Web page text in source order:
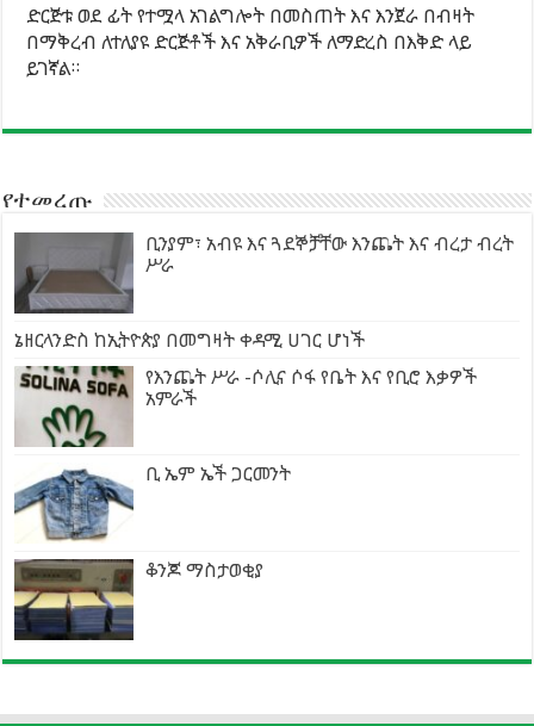
ድርጅቱ ወደ ፊት የተሟላ አገልግሎት በመስጠት እና እንጀራ በብዛት
በማቅረብ ለተለያዩ ድርጅቶች እና አቅራቢዎች ለማድረስ በእቅድ ላይ
ይገኛል።
የተመረጡ
ቢንያም፣ አብዩ እና ጓደኞቻቸው እንጨት እና ብረታ ብረት
ሥራ
ኔዘርላንድስ ከኢትዮጵያ በመግዛት ቀዳሚ ሀገር ሆነች
የእንጨት ሥራ -ሶሊና ሶፋ የቤት እና የቢሮ እቃዎች
አምራች
ቢ ኤም ኤች ጋርመንት
ቆንጆ ማስታወቂያ